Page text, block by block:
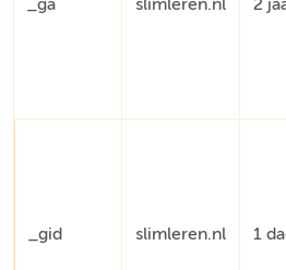
_ga slimleren.nl 2
_gid slimleren.nl 1